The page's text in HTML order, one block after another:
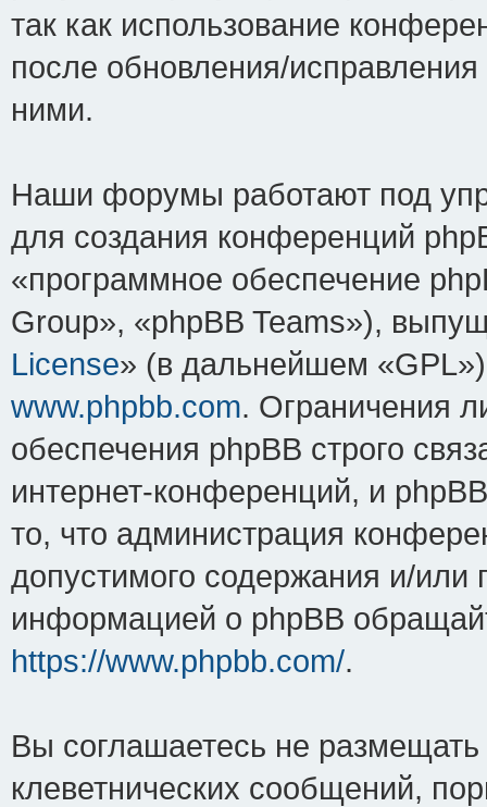
так как использование
после обновления/
ними.
Наши форумы работают под
для создания конференций
«программное обеспечение
Group», «phpBB Teams»),
License» (в дальнейшем
www.phpbb.com. Ограничения
обеспечения phpBB строго
интернет-конференций, и
то, что администрация
допустимого содержания и/
информацией о phpBB
https://www.phpbb.com/.
Вы соглашаетесь не
клеветнических сообщений,